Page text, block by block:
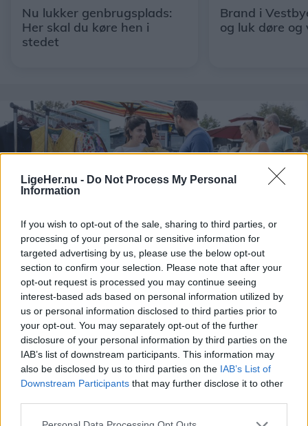
LigeHer.nu - Do Not Process My Personal
Information
If you wish to opt-out of the sale, sharing to third parties, or
processing of your personal or sensitive information for
targeted advertising by us, please use the below opt-out
section to confirm your selection. Please note that after your
opt-out request is processed you may continue seeing
interest-based ads based on personal information utilized by
us or personal information disclosed to third parties prior to
your opt-out. You may separately opt-out of the further
disclosure of your personal information by third parties on the
IAB’s list of downstream participants. This information may
also be disclosed by us to third parties on the IAB’s List of
Downstream Participants that may further disclose it to other
Nu lukker genbrugsplads:
Her skal du køre hen i
stedet
Brand i
og luk døre og
Guide: Her er der loppemarked i
weekend
Ida Bach Holm
Følg os på Discover